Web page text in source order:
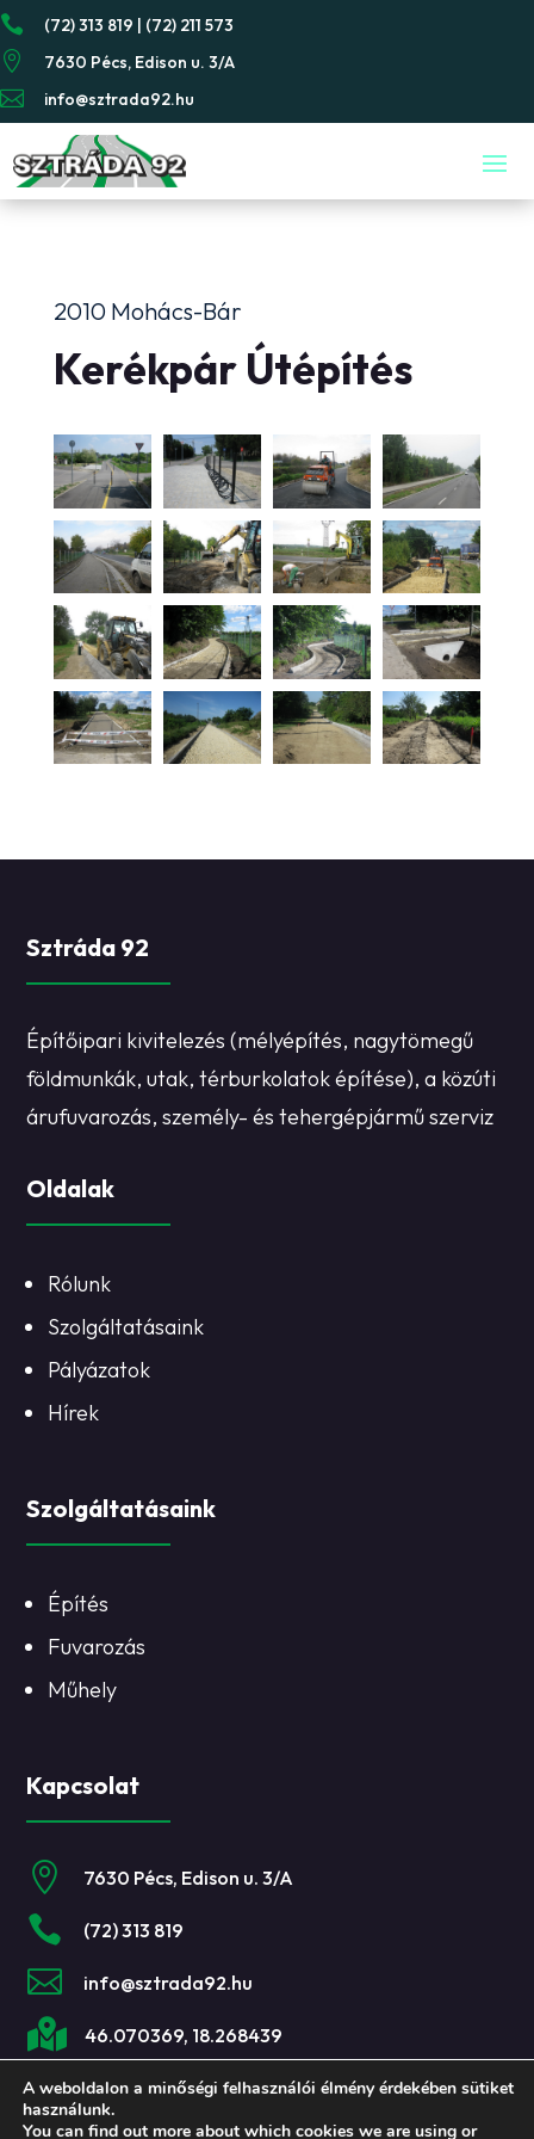
 (72) 313 819 | (72) 211 573
 7630 Pécs, Edison u. 3/A
 info@sztrada92.hu
2010 Mohács-Bár
Kerékpár Útépítés
Sztráda 92
Építőipari kivitelezés (mélyépítés, nagytömegű
földmunkák, utak, térburkolatok építése), a közúti
árufuvarozás, személy- és tehergépjármű szerviz
Oldalak
Rólunk
Szolgáltatásaink
Pályázatok
Hírek
Szolgáltatásaink
Építés
Fuvarozás
Műhely
Kapcsolat
 7630 Pécs, Edison u. 3/A
 (72) 313 819
 info@sztrada92.hu
 46.070369, 18.268439
A weboldalon a minőségi felhasználói élmény érdekében sütiket
használunk.
You can find out more about which cookies we are using or